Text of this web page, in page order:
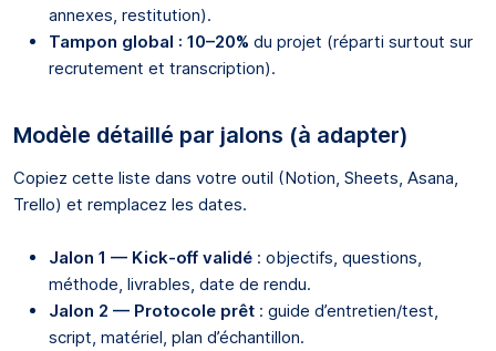
annexes, restitution).
Tampon global : 10–20% du projet (réparti surtout sur
recrutement et transcription).
Modèle détaillé par jalons (à adapter)
Copiez cette liste dans votre outil (Notion, Sheets, Asana,
Trello) et remplacez les dates.
Jalon 1 — Kick-off validé : objectifs, questions,
méthode, livrables, date de rendu.
Jalon 2 — Protocole prêt : guide d’entretien/test,
script, matériel, plan d’échantillon.